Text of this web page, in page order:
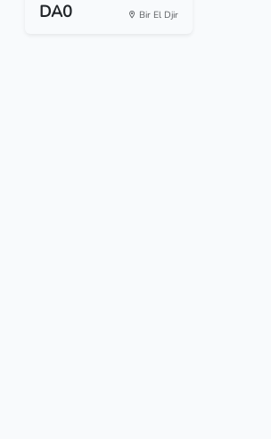
DA0 Bir El Djir